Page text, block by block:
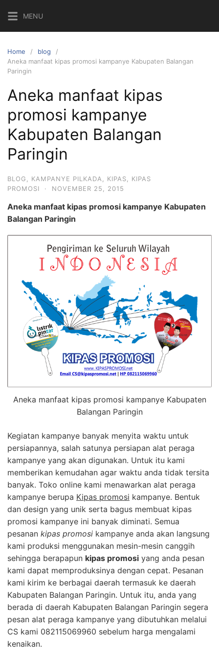
content
MENU
Home
blog
Aneka manfaat kipas promosi kampanye Kabupaten Balangan
Paringin
Aneka manfaat kipas
promosi kampanye
Kabupaten Balangan
Paringin
BLOG KAMPANYE PILKADA KIPAS
KIPAS
PROMOSI
· NOVEMBER 25, 2015
Aneka manfaat kipas promosi kampanye Kabupaten
Balangan Paringin
Aneka manfaat kipas promosi kampanye Kabupaten
Balangan Paringin
Kegiatan kampanye banyak menyita waktu untuk
persiapannya, salah satunya persiapan alat peraga
kampanye yang akan digunakan. Untuk itu kami
memberikan kemudahan agar waktu anda tidak tersita
banyak. Toko online kami menawarkan alat peraga
kampanye berupa Kipas promosi kampanye. Bentuk
dan design yang unik serta bagus membuat kipas
promosi kampanye ini banyak diminati. Semua
pesanan kipas promosi kampanye anda akan langsung
kami produksi menggunakan mesin-mesin canggih
sehingga berapapun kipas promosi yang anda pesan
kami dapat memproduksinya dengan cepat. Pesanan
kami kirim ke berbagai daerah termasuk ke daerah
Kabupaten Balangan Paringin. Untuk itu, anda yang
berada di daerah Kabupaten Balangan Paringin segera
pesan alat peraga kampanye yang dibutuhkan melalui
CS kami 082115069960 sebelum harga mengalami
kenaikan.